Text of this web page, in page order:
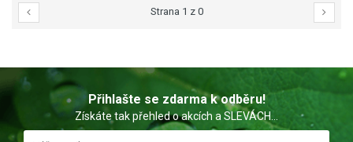
Strana 1 z 0
Přihlašte se zdarma k odběru!
Získáte tak přehled o akcích a SLEVÁCH...